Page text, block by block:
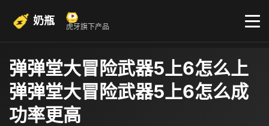
奶瓶 虎牙旗下产品
弹弹堂大冒险武器5上6怎么上
弹弹堂大冒险武器5上6怎么成
功率更高